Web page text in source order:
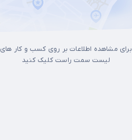
برای مشاهده اطلاعات بر روی کسب و کار های
لیست سمت راست کلیک کنید